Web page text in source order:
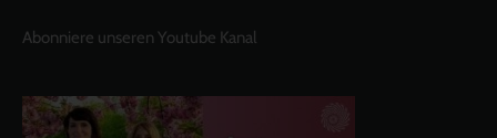
Abonniere unseren Youtube Kanal